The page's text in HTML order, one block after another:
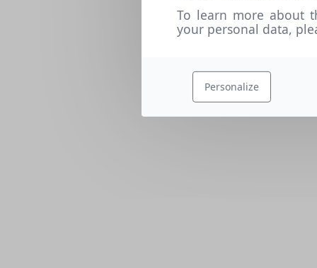
To learn more about
your personal data,
Personalize